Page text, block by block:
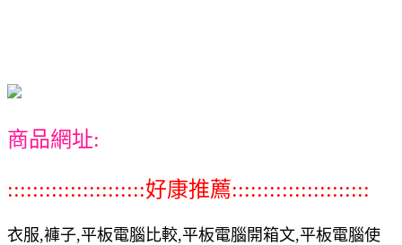
商品網址:
::::::::::::::::::::::好康推薦::::::::::::::::::::::
衣服,褲子,平板電腦比較,平板電腦開箱文,平板電腦使